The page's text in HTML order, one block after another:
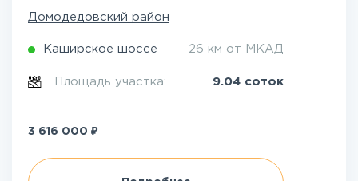
Домодедовский район
Каширское шоссе 26 км от МКАД
Площадь участка: 9.04 соток
3 616 000 ₽